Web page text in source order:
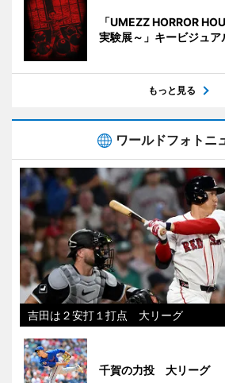
「UMEZZ HORROR
実験展～」キービジュア
もっと見る
ワールドフォトニ
吉田は２安打１打点 大リーグ
千賀の力投 大リーグ